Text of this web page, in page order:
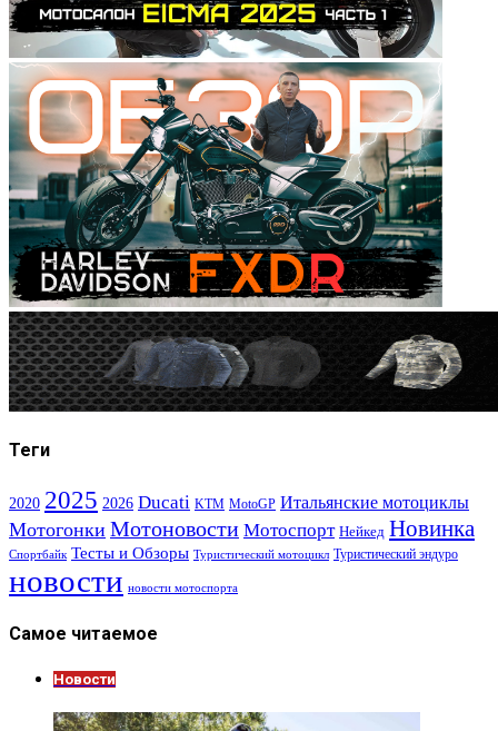
Теги
2020 2025 2026 Ducati KTM MotoGP Итальянские мотоциклы
Мотогонки Мотоновости Мотоспорт Нейкед Новинка
Спортбайк Тесты и Обзоры Туристический мотоцикл Туристический эндуро
новости новости мотоспорта
Самое читаемое
Новости